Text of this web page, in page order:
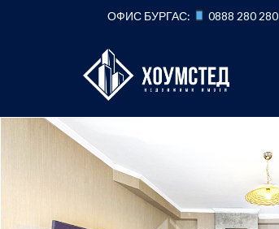
ОФИС БУРГАС: 0888 280 280